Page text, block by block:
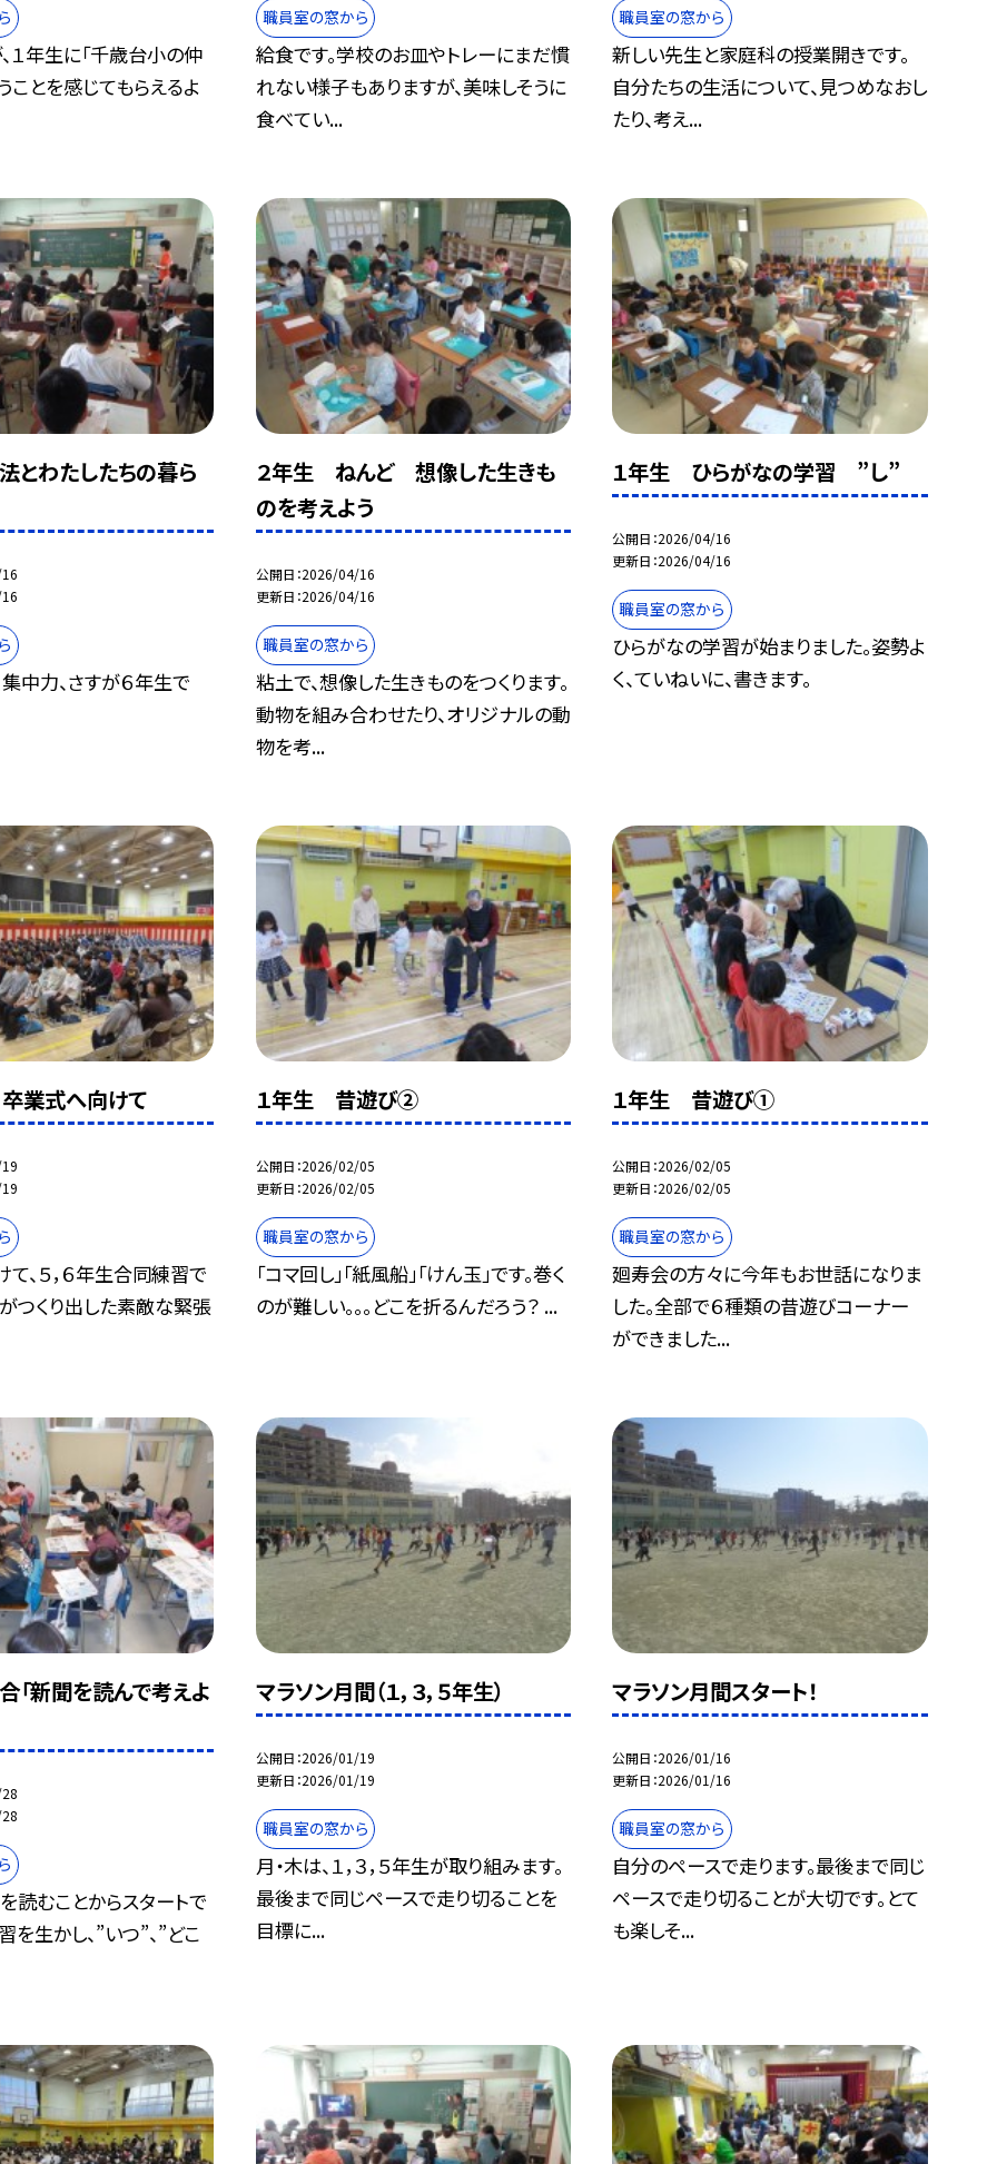
１年生に「千歳台小の仲
ことを感じてもらえるよ
職員室の窓から
給食です。学校のお皿やトレーにまだ慣
れない様子もありますが、美味しそうに
食べてい...
職員室の窓から
新しい先生と家庭科の授業開きです。
自分たちの生活について、見つめなおし
たり、考え...
とわたしたちの暮ら
中力、さすが６年生で
２年生 ねんど 想像した生きも
のを考えよう
公開日 2026/04/16
更新日 2026/04/16
職員室の窓から
粘土で、想像した生きものをつくります。
動物を組み合わせたり、オリジナルの動
物を考...
１年生 ひらがなの学習 ”し”
公開日 2026/04/16
更新日 2026/04/16
職員室の窓から
ひらがなの学習が始まりました。姿勢よ
く、ていねいに、書きます。
卒業式へ向けて
、５，６年生合同練習で
がつくり出した素敵な緊張
１年生 昔遊び②
公開日 2026/02/05
更新日 2026/02/05
職員室の窓から
「コマ回し」「紙風船」「けん玉」です。巻く
のが難しい。。。どこを折るんだろう？ ...
１年生 昔遊び①
公開日 2026/02/05
更新日 2026/02/05
職員室の窓から
廻寿会の方々に今年もお世話になりま
した。全部で６種類の昔遊びコーナー
ができました...
新聞を読んで考えよ
読むことからスタートで
を生かし、”いつ”、”どこ
マラソン月間（１，３，５年生）
公開日 2026/01/19
更新日 2026/01/19
職員室の窓から
月・木は、１，３，５年生が取り組みます。
最後まで同じペースで走り切ることを
目標に...
マラソン月間スタート！
公開日 2026/01/16
更新日 2026/01/16
職員室の窓から
自分のペースで走ります。最後まで同じ
ペースで走り切ることが大切です。とて
も楽しそ...